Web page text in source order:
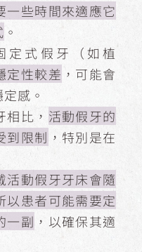
一些時間來適應它
。
定式假牙（如植
定性較差，可能會
感。
比， 活動假牙的
到限制 ，特別是在
活動假牙牙床會隨
以患者可能需要定
一副 ，以確保其適